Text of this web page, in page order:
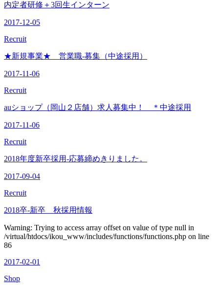
内定者研修＋3回生インターン
2017-12-05
Recruit
★新規事業★ 営業職-募集（中途採用）
2017-11-06
Recruit
auショップ（岡山２店舗）求人募集中！ ＊中途採用
2017-11-06
Recruit
2018年度新卒採用-応募締めきりました。
2017-09-04
Recruit
2018卒-新卒 秋採用情報
Warning: Trying to access array offset on value of type null in
/virtual/htdocs/ikou_www/includes/functions/functions.php on line
86
2017-02-01
Shop